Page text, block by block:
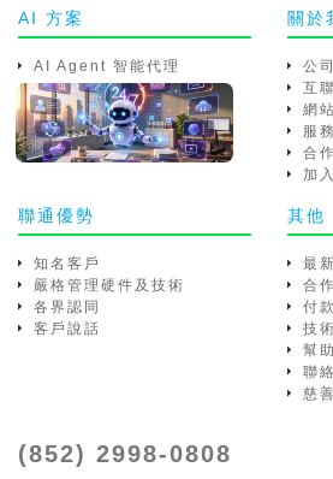
AI 方案
AI Agent 智能代理
關於
公
互
網
服
合
加
聯通優勢
知名客戶
嚴格管理硬件及技術
各界認同
客戶說話
其他
最
合
付
技
幫
聯
慈
(852) 2998-0808